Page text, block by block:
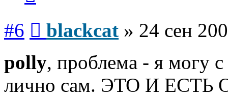
#6 blackcat » 24 сен
polly, проблема - я могу
лично сам. ЭТО И